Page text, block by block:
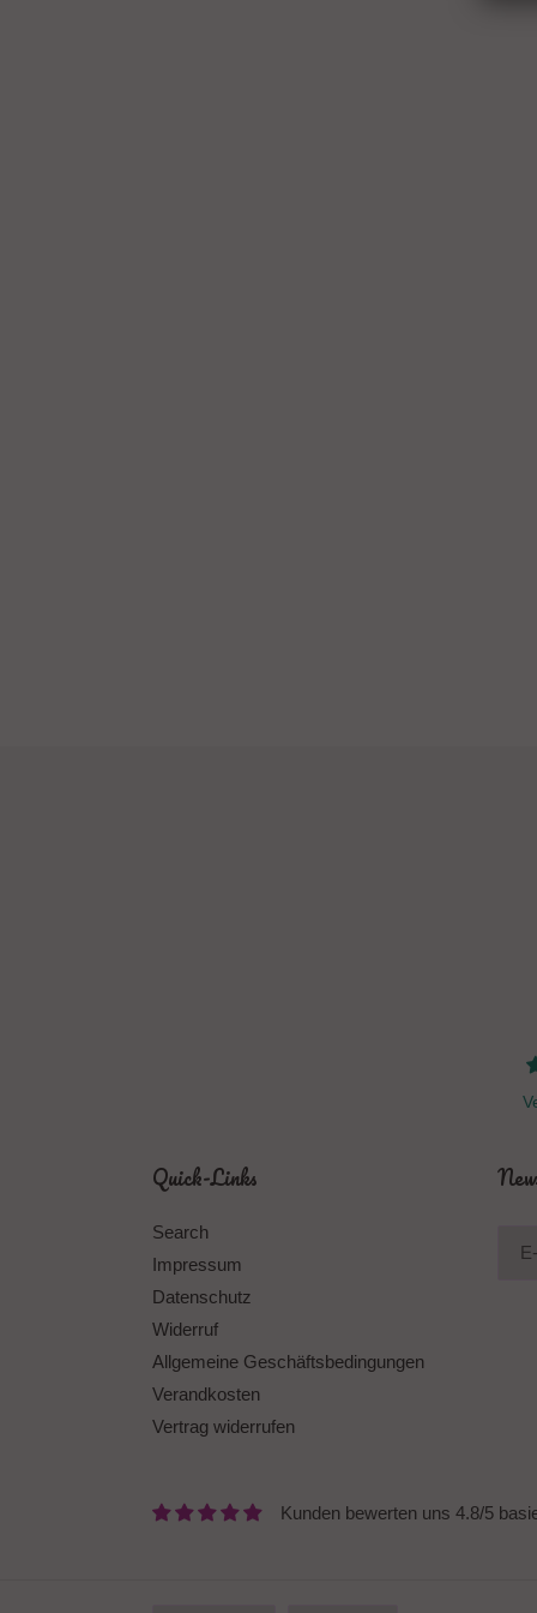
Quick-Links
Search
Impressum
Datenschutz
Widerruf
Allgemeine Geschäftsbedingungen
Verandkosten
Vertrag widerrufen
Kunden bewerten uns 4.8/5